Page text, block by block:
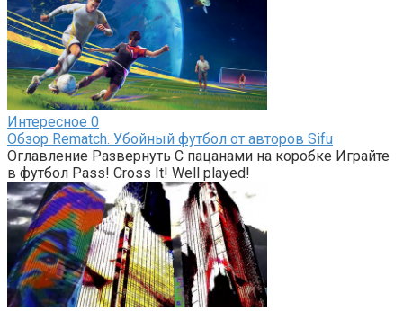
Интересное 0
Обзор Rematch. Убойный футбол от авторов Sifu
Оглавление Развернуть С пацанами на коробке Играйте
в футбол Pass! Cross It! Well played!